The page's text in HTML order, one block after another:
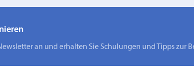
an und erhalten Sie Schulungen und Tipps zur